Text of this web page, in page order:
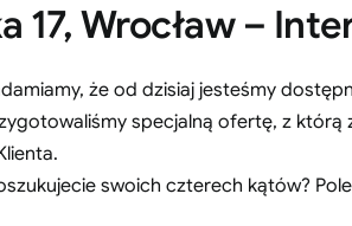
17, Wrocław –
że od dzisiaj jesteśmy
specjalną ofertę, z którą
swoich czterech kątów?